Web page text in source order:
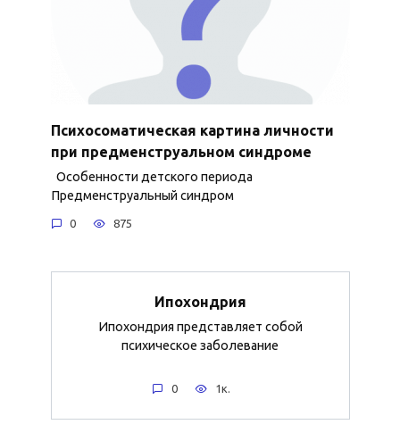
Психосоматическая картина личности
при предменструальном синдроме
Особенности детского периода
Предменструальный синдром
0 875
Ипохондрия
Ипохондрия представляет собой
психическое заболевание
0 1к.